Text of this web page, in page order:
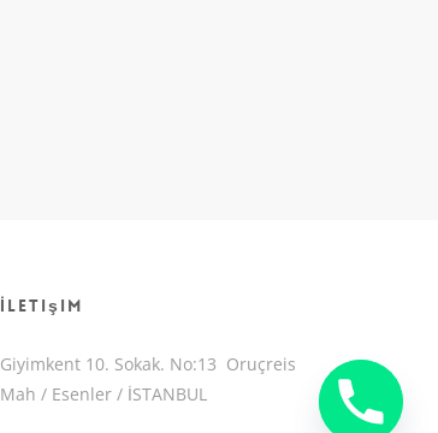
İletişim
Giyimkent 10. Sokak. No:13 Oruçreis
Mah / Esenler / İSTANBUL